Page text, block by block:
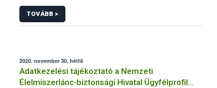
Rendszerben élelmiszerlánc-felügyeleti díj
bevallás témakörben intézhető közhatalmi
eljárásaihoz kapcsolódó adatkezeléséhez
TOVÁBB >
2020. november 30, hétfő
Adatkezelési tájékoztató a Nemzeti
Élelmiszerlánc-biztonsági Hivatal Ügyfélprofil